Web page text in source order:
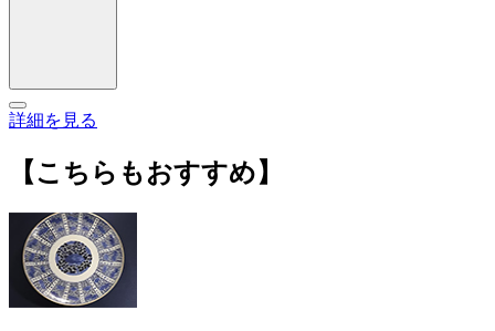
詳細を見る
【こちらもおすすめ】